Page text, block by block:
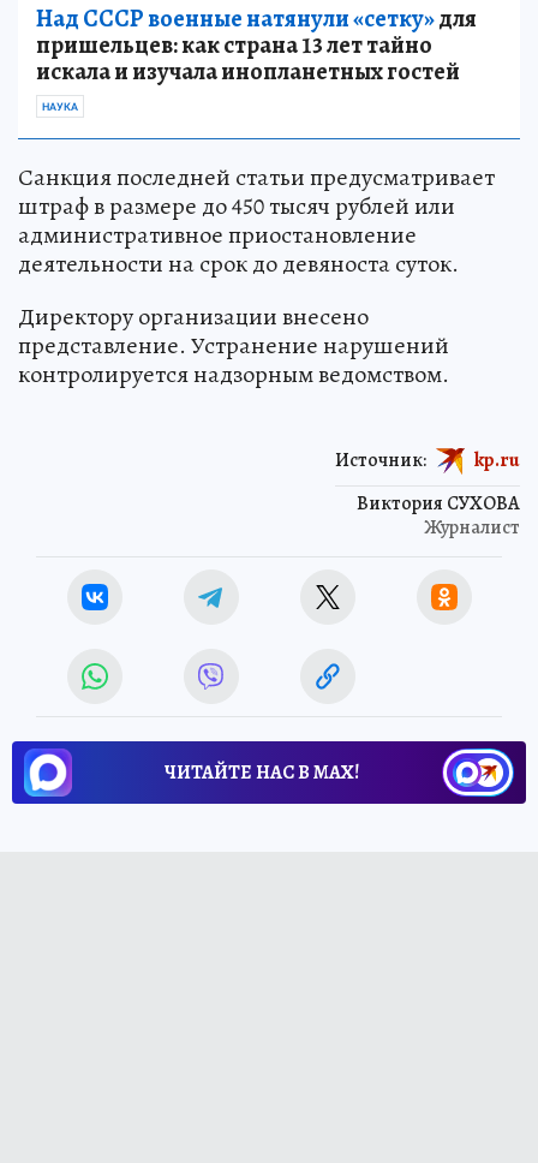
Над СССР военные натянули «сетку»для
пришельцев: как страна 13 лет тайно
искала и изучала инопланетных гостей
НАУКА
Санкция последней статьи предусматривает
штраф в размере до 450 тысяч рублей или
административное приостановление
деятельности на срок до девяноста суток.
Директору организации внесено
представление. Устранение нарушений
контролируется надзорным ведомством.
Виктория СУХОВА
Журналист
Источник: kp.ru
ЧИТАЙТЕ НАС В МАХ!